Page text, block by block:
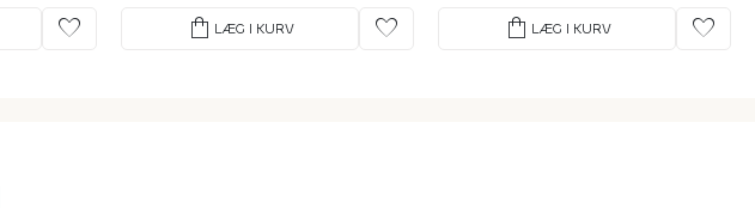
favorite shopping_bag LÆG I KURV favorite shopping_bag LÆG I KURV favorite